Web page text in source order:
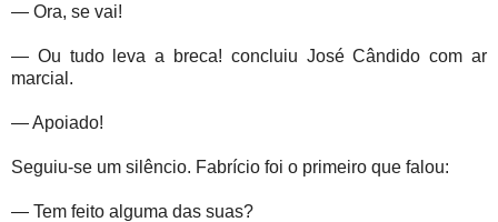
— Ora, se vai!
— Ou tudo leva a breca! concluiu José Cândido com ar
marcial.
— Apoiado!
Seguiu-se um silêncio. Fabrício foi o primeiro que falou:
— Tem feito alguma das suas?